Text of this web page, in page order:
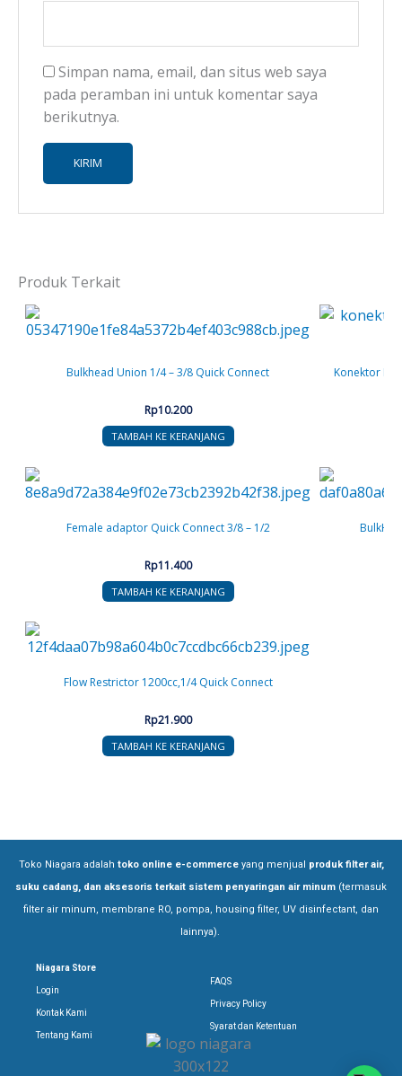
Simpan nama, email, dan situs web saya
pada peramban ini untuk komentar saya
berikutnya.
Produk Terkait
Bulkhead Union 1/4 – 3/8 Quick Connect
Rp10.200
TAMBAH KE KERANJANG
Konektor
Female adaptor Quick Connect 3/8 – 1/2
Rp11.400
TAMBAH KE KERANJANG
Flow Restrictor 1200cc,1/4 Quick Connect
Rp21.900
TAMBAH KE KERANJANG
Toko Niagara adalah toko online e-commerceyang menjual produk filter air,
suku cadang, dan aksesoris terkait sistem penyaringan air minum (termasuk
filter air minum, membrane RO, pompa, housing filter, UV disinfectant, dan
lainnya).
Niagara Store
Login
Kontak Kami
Tentang Kami
FAQS
Privacy Policy
Syarat dan Ketentuan